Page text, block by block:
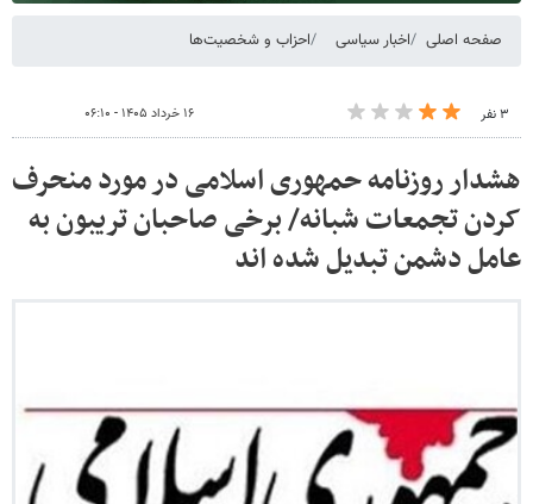
صفحه اصلی اخبار سیاسی احزاب و شخصیت‌ها
۳ نفر ۱۶ خرداد ۱۴۰۵ - ۰۶:۱۰
هشدار روزنامه حمهوری اسلامی در مورد منحرف
کردن تجمعات شبانه/ برخی صاحبان تریبون به
عامل دشمن تبدیل شده اند